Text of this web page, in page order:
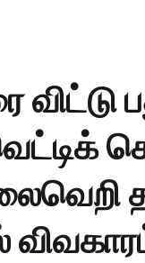
விட்டு